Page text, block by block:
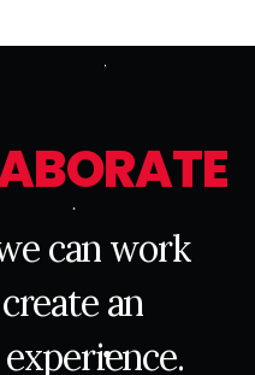
BORATE
e can work
create an
experience.